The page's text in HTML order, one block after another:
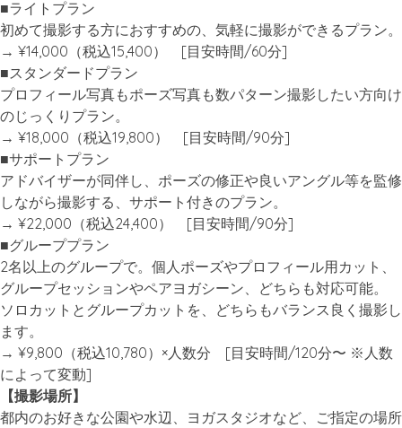
■ライトプラン
初めて撮影する方におすすめの、気軽に撮影ができるプラン。
→ ¥14,000（税込15,400） [目安時間/60分]
■スタンダードプラン
プロフィール写真もポーズ写真も数パターン撮影したい方向け
のじっくりプラン。
→ ¥18,000（税込19,800） [目安時間/90分]
■サポートプラン
アドバイザーが同伴し、ポーズの修正や良いアングル等を監修
しながら撮影する、サポート付きのプラン。
→ ¥22,000（税込24,400） [目安時間/90分]
■グループプラン
2名以上のグループで。個人ポーズやプロフィール用カット、
グループセッションやペアヨガシーン、どちらも対応可能。
ソロカットとグループカットを、どちらもバランス良く撮影し
ます。
→ ¥9,800（税込10,780）×人数分 [目安時間/120分〜 ※人数
によって変動]
【撮影場所】
都内のお好きな公園や水辺、ヨガスタジオなど、ご指定の場所